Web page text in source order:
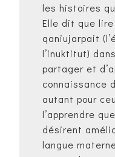
les histoires
Elle dit que
qaniujarpait
l’inuktitut)
partager et
connaissance
autant pour
l’apprendre
désirent
langue